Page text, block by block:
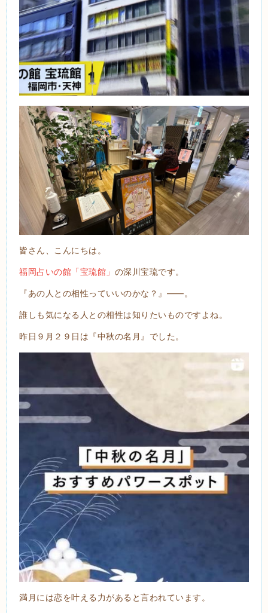
皆さん、こんにちは。
福岡占いの館「宝琉館」 の深川宝琉です。
『あの人との相性っていいのかな？』――。
誰しも気になる人との相性は知りたいものですよね。
昨日９月２９日は『中秋の名月』でした。
満月には恋を叶える力があると言われています。